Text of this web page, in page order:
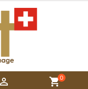
 0
salvare dei
Accedi